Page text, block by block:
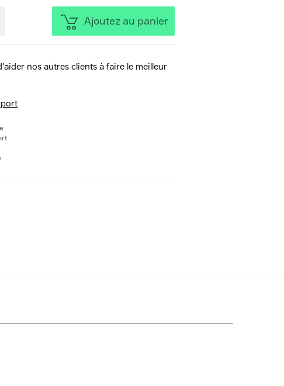
Ajoutez au panier
nos autres clients à faire le meilleur